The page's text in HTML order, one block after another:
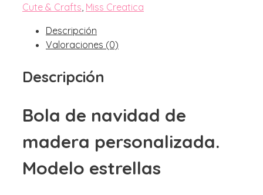
Cute & Crafts Miss Creatica
Descripción
Valoraciones (0)
Descripción
Bola de navidad de
madera personalizada.
Modelo estrellas